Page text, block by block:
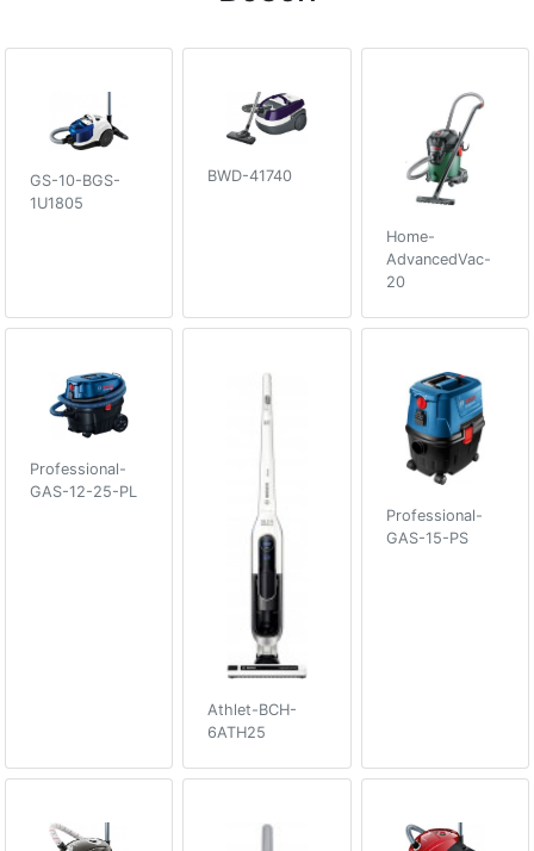
GS-10-BGS-
1U1805
BWD-41740
Home-
AdvancedVac-
20
Professional-
GAS-12-25-PL
Athlet-BCH-
6ATH25
Professional-
GAS-15-PS